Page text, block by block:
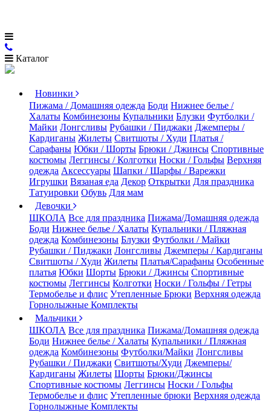
Каталог
Новинки
Пижама / Домашняя одежда Боди Нижнее белье /
Халаты Комбинезоны Купальники Блузки Футболки /
Майки Лонгсливы Рубашки / Пиджаки Джемперы /
Кардиганы Жилеты Свитшоты / Худи Платья /
Сарафаны Юбки / Шорты Брюки / Джинсы Спортивные
костюмы Леггинсы / Колготки Носки / Гольфы Верхняя
одежда Аксессуары Шапки / Шарфы / Варежки
Игрушки Вязаная еда Декор Открытки Для праздника
Татуировки Обувь Для мам
Девочки
ШКОЛА Все для праздника Пижама/Домашняя одежда
Боди Нижнее белье / Халаты Купальники / Пляжная
одежда Комбинезоны Блузки Футболки / Майки
Рубашки / Пиджаки Лонгсливы Джемперы / Кардиганы
Свитшоты / Худи Жилеты Платья/Сарафаны Особенные
платья Юбки Шорты Брюки / Джинсы Спортивные
костюмы Леггинсы Колготки Носки / Гольфы / Гетры
Термобелье и флис Утепленные Брюки Верхняя одежда
Горнолыжные Комплекты
Мальчики
ШКОЛА Все для праздника Пижама/Домашняя одежда
Боди Нижнее белье / Халаты Купальники / Пляжная
одежда Комбинезоны Футболки/Майки Лонгсливы
Рубашки / Пиджаки Свитшоты/Худи Джемперы/
Кардиганы Жилеты Шорты Брюки/Джинсы
Спортивные костюмы Леггинсы Носки / Гольфы
Термобелье и флис Утепленные брюки Верхняя одежда
Горнолыжные Комплекты